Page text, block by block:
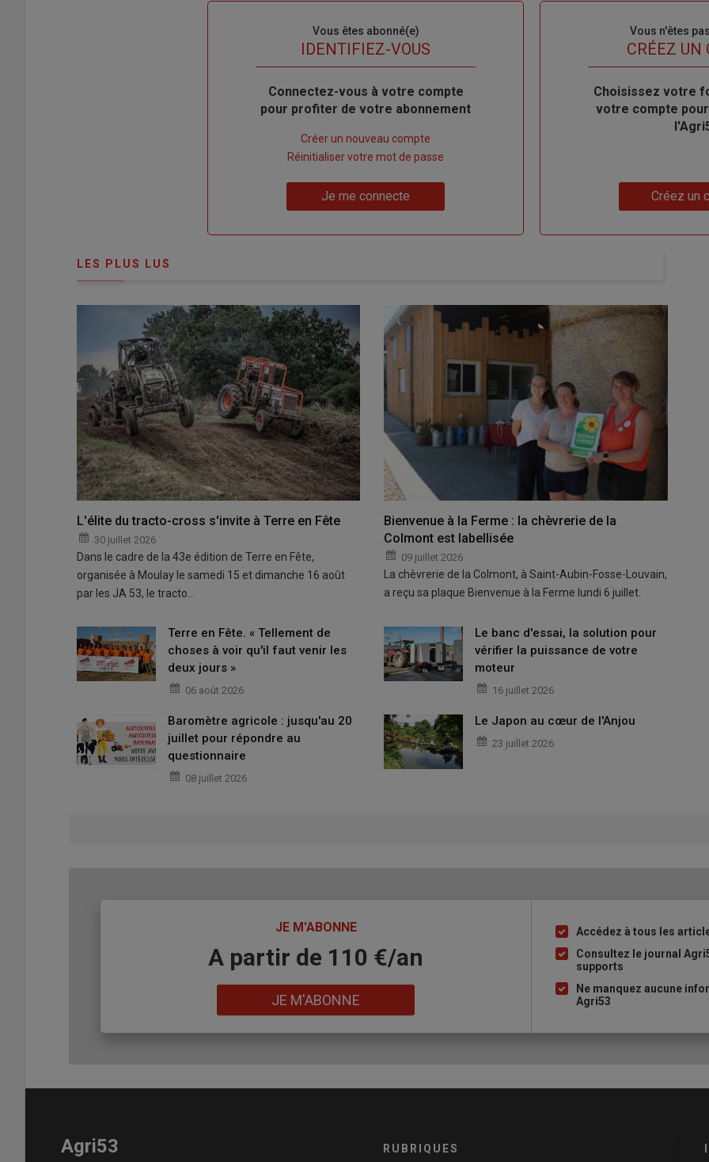
Vous êtes abonné(e)
IDENTIFIEZ-VOUS
Body
Connectez-vous à votre compte
pour profiter de votre abonnement
compte"
Créer un nouveau compte
Réinitialiser votre mot de passe
Je me connecte
Vous n'êtes
TITRECRÉEZ UN
Body
Choisissez votre
votre compte
Créez un
LES PLUS LUS
L'élite du tracto-cross s'invite à Terre en Fête
30 juillet 2026
Dans le cadre de la 43e édition de Terre en Fête,
organisée à Moulay le samedi 15 et dimanche 16 août
par les JA 53, le tracto…
Bienvenue à la Ferme : la chèvrerie de la
Colmont est labellisée
09 juillet 2026
La chèvrerie de la Colmont, à Saint-Aubin-Fosse-Louvain,
a reçu sa plaque Bienvenue à la Ferme lundi 6 juillet.
Terre en Fête. « Tellement de
choses à voir qu'il faut venir les
deux jours »
06 août 2026
Le banc d'essai, la solution pour
vérifier la puissance de votre
moteur
16 juillet 2026
Baromètre agricole : jusqu'au 20
juillet pour répondre au
questionnaire
08 juillet 2026
Le Japon au cœur de l'Anjou
23 juillet 2026
JE M'ABONNE
A partir de 110 €/an
JE M'ABONNE
Liste
à
puce
Accédez à tous les
Consultez le journal
supports
Ne manquez aucune
Agri53
Agri53 RUBRIQUES